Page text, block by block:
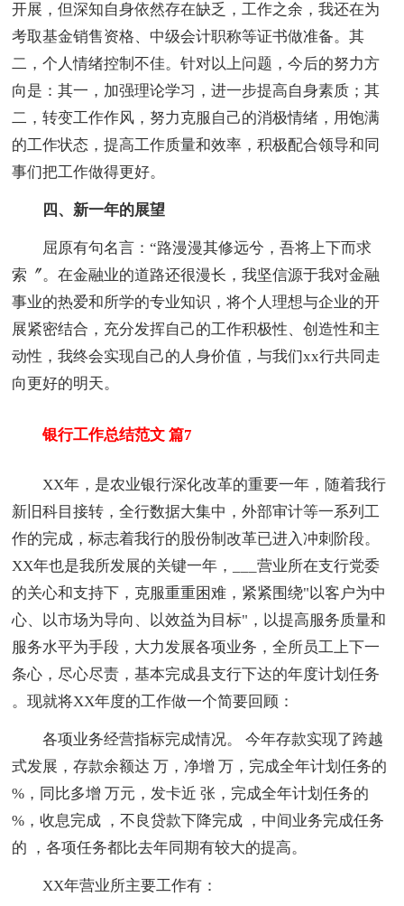
开展，但深知自身依然存在缺乏，工作之余，我还在为
考取基金销售资格、中级会计职称等证书做准备。其
二，个人情绪控制不佳。针对以上问题，今后的努力方
向是：其一，加强理论学习，进一步提高自身素质；其
二，转变工作作风，努力克服自己的消极情绪，用饱满
的工作状态，提高工作质量和效率，积极配合领导和同
事们把工作做得更好。
四、新一年的展望
屈原有句名言：“路漫漫其修远兮，吾将上下而求
索〞。在金融业的道路还很漫长，我坚信源于我对金融
事业的热爱和所学的专业知识，将个人理想与企业的开
展紧密结合，充分发挥自己的工作积极性、创造性和主
动性，我终会实现自己的人身价值，与我们xx行共同走
向更好的明天。
银行工作总结范文 篇7
XX年，是农业银行深化改革的重要一年，随着我行
新旧科目接转，全行数据大集中，外部审计等一系列工
作的完成，标志着我行的股份制改革已进入冲刺阶段。
XX年也是我所发展的关键一年，___营业所在支行党委
的关心和支持下，克服重重困难，紧紧围绕"以客户为中
心、以市场为导向、以效益为目标"，以提高服务质量和
服务水平为手段，大力发展各项业务，全所员工上下一
条心，尽心尽责，基本完成县支行下达的年度计划任务
。现就将XX年度的工作做一个简要回顾：
各项业务经营指标完成情况。 今年存款实现了跨越
式发展，存款余额达 万，净增 万，完成全年计划任务的
%，同比多增 万元，发卡近 张，完成全年计划任务的
%，收息完成 ，不良贷款下降完成 ，中间业务完成任务
的 ，各项任务都比去年同期有较大的提高。
XX年营业所主要工作有：